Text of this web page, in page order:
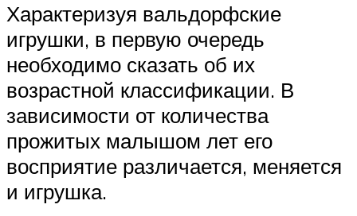
Характеризуя вальдорфские
игрушки, в первую очередь
необходимо сказать об их
возрастной классификации. В
зависимости от количества
прожитых малышом лет его
восприятие различается, меняется
и игрушка.